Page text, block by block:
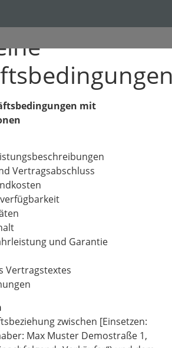
mit
Vertragsabschluss
und Garantie
Vertragstextes
zwischen [Einsetzen:
Max Muster Demostraße 1,